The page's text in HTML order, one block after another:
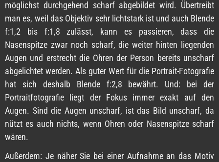
möglichst durchgehend scharf abgebildet wird. Übertreibt
man es, weil das Objektiv sehr lichtstark ist und auch Blende
f:1,2 bis f:1,8 zulässt, kann es passieren, dass die
Nasenspitze zwar noch scharf, die weiter hinten liegenden
Augen und erstrecht die Ohren der Person bereits unscharf
abgelichtet werden. Als guter Wert für die Portrait-Fotografie
hat sich deshalb Blende f:2,8 bewährt. Und: bei der
Portraitfotografie liegt der Fokus immer exakt auf den
Augen. Sind die Augen unscharf, ist das Bild unscharf, da
nützt es auch nichts, wenn Ohren oder Nasenspitze scharf
wären.
Außerdem: Je näher Sie bei einer Aufnahme an das Motiv